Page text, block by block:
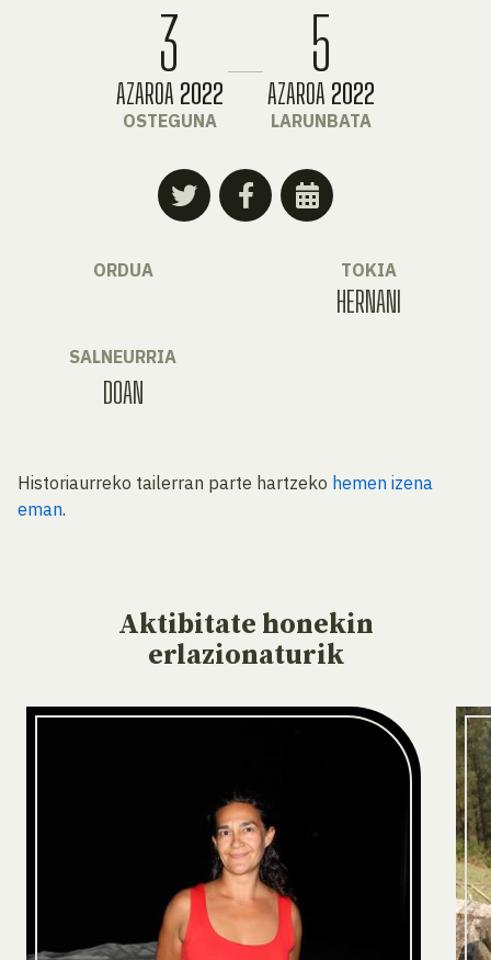
3
AZAROA 2022
OSTEGUNA
5
AZAROA 2022
LARUNBATA
ORDUA TOKIA
HERNANI
SALNEURRIA
DOAN
Historiaurreko tailerran parte hartzeko hemen izena
eman.
Aktibitate honekin
erlazionaturik